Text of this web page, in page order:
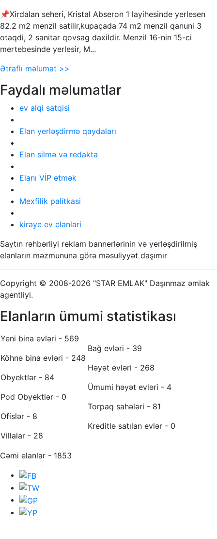
📌Xirdalan seheri, Kristal Abseron 1 layihesinde yerlesen
82.2 m2 menzil satilir,kupaçada 74 m2 menzil qanuni 3
otaqdi, 2 sanitar qovsag daxildir. Menzil 16-nin 15-ci
mertebesinde yerlesir, M...
Ətraflı məlumat >>
Faydalı məlumatlar
ev alqi satqisi
Elan yerləşdirmə qaydaları
Elan silmə və redakta
Elanı VİP etmək
Mexfilik palitkasi
kiraye ev elanlari
Saytın rəhbərliyi reklam bannerlərinin və yerləşdirilmiş
elanların məzmununa görə məsuliyyət daşımır
Copyright © 2008-2026 "STAR EMLAK" Daşınmaz əmlak
agentliyi.
Elanların ümumi statistikası
Yeni bina evləri - 569
Köhnə bina evləri - 248
Obyektlər - 84
Pod Obyektlər - 0
Ofislər - 8
Villalar - 28
Bağ evləri - 39
Həyət evləri - 268
Ümumi həyət evləri - 4
Torpaq sahələri - 81
Kreditlə satılan evlər - 0
Cəmi elanlar - 1853